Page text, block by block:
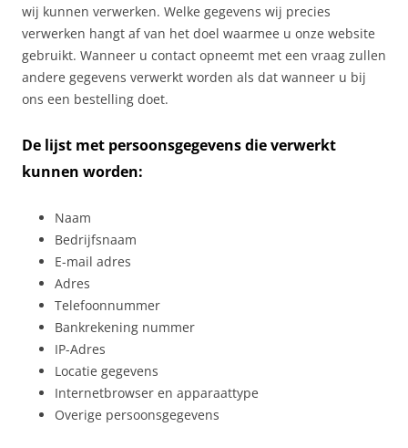
wij kunnen verwerken. Welke gegevens wij precies
verwerken hangt af van het doel waarmee u onze website
gebruikt. Wanneer u contact opneemt met een vraag zullen
andere gegevens verwerkt worden als dat wanneer u bij
ons een bestelling doet.
De lijst met persoonsgegevens die verwerkt
kunnen worden:
Naam
Bedrijfsnaam
E-mail adres
Adres
Telefoonnummer
Bankrekening nummer
IP-Adres
Locatie gegevens
Internetbrowser en apparaattype
Overige persoonsgegevens